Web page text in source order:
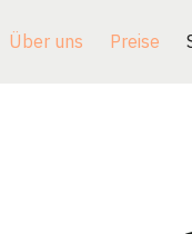
Über uns Preise